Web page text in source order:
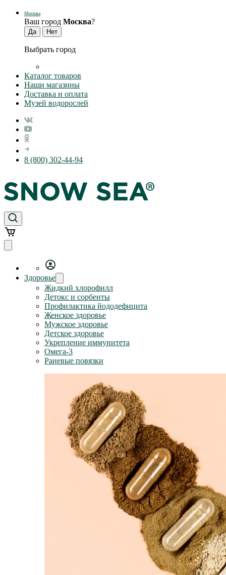
Москва
Ваш город Москва?
Выбрать город
Каталог товаров
Наши магазины
Доставка и оплата
Музей водорослей
8 (800) 302-44-94
Здоровье
Жидкий хлорофилл
Детокс и сорбенты
Профилактика йододефицита
Женское здоровье
Мужское здоровье
Детское здоровье
Укрепление иммунитета
Омега-3
Раневые повязки